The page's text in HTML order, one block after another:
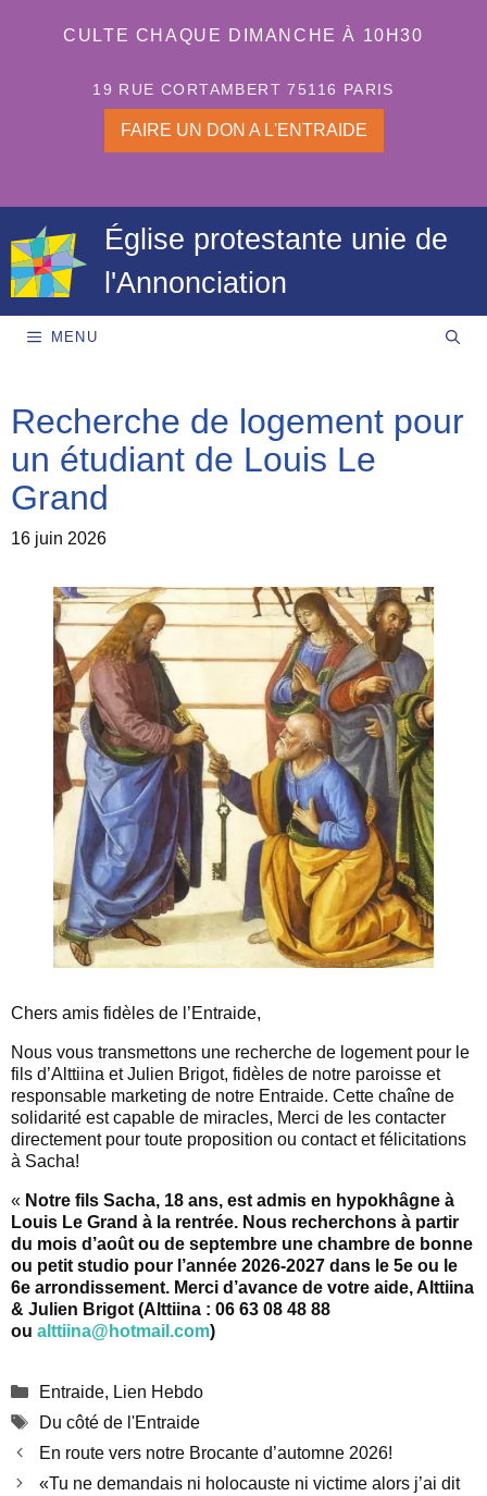
CULTE CHAQUE DIMANCHE À 10H30
19 RUE CORTAMBERT 75116 PARIS
FAIRE UN DON A L'ENTRAIDE
Église protestante unie de
l'Annonciation
MENU
Recherche de logement pour
un étudiant de Louis Le
Grand
16 juin 2026
Chers amis fidèles de l’Entraide,
Nous vous transmettons une recherche de logement pour le
fils d’Alttiina et Julien Brigot, fidèles de notre paroisse et
responsable marketing de notre Entraide. Cette chaîne de
solidarité est capable de miracles, Merci de les contacter
directement pour toute proposition ou contact et félicitations
à Sacha!
« Notre fils Sacha, 18 ans, est admis en hypokhâgne à
Louis Le Grand à la rentrée. Nous recherchons à partir
du mois d’août ou de septembre une chambre de bonne
ou petit studio pour l’année 2026-2027 dans le 5e ou le
6e arrondissement. Merci d’avance de votre aide, Alttiina
& Julien Brigot (Alttiina : 06 63 08 48 88
ou alttiina@hotmail.com)
Catégories
Entraide, Lien Hebdo
Étiquettes
Du côté de l'Entraide
En route vers notre Brocante d’automne 2026!
«Tu ne demandais ni holocauste ni victime alors j’ai dit